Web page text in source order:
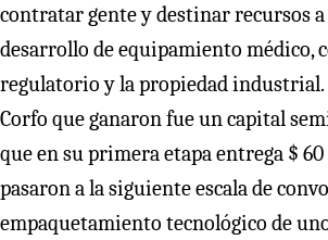
contratar gente y destinar recursos a
desarrollo de equipamiento médico,
regulatorio y la propiedad
Corfo que ganaron fue un capital
que en su primera etapa entrega $
pasaron a la siguiente escala de
empaquetamiento tecnológico de